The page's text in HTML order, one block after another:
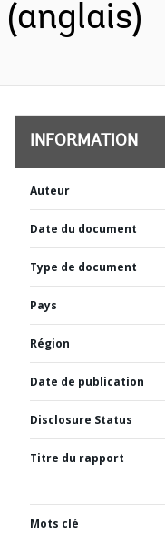
(anglais)
INFORMATION
Auteur
Date du document
Type de document
Pays
Région
Date de publication
Disclosure Status
Titre du rapport
Mots clé